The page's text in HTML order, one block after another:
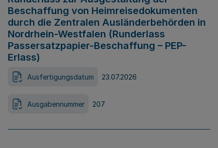
Beschaffung von Heimreisedokumenten
durch die Zentralen Ausländerbehörden in
Nordrhein-Westfalen (Runderlass
Passersatzpapier-Beschaffung – PEP-
Erlass)
Ausfertigungsdatum 23.07.2026
Ausgabennummer 207